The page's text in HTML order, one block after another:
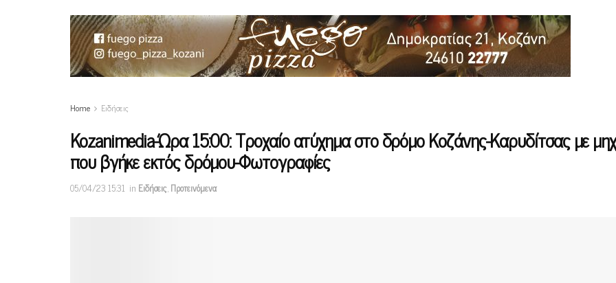
Home Ειδήσεις
Kozanimedia-Ώρα 15:00: Τροχαίο ατύχημα στο δρόμο Κοζάνης-Καρυδίτσας με
που βγήκε εκτός δρόμου-Φωτογραφίες
05/04/23 15:31 in Ειδήσεις,Προτεινόμενα